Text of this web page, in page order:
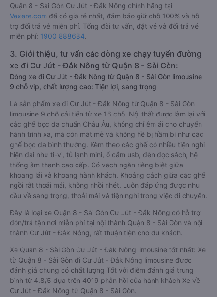
Quận 8 - Sài Gòn Cư Jút - Đắk Nông chính hãng tại
Vexere.com để có giá rẻ nhất, đảm bảo giữ chỗ 100% và hỗ
trợ đổi trả vé miễn phí. Tổng đài tư vấn, đặt vé và đổi trả vé
miễn phí: 1900 888684.
3. Giới thiệu, tư vấn các dòng xe chạy tuyến đường
xe đi Cư Jút - Đắk Nông từ Quận 8 - Sài Gòn:
Dòng xe đi Cư Jút - Đắk Nông từ Quận 8 - Sài Gòn limousine
9 chỗ vip, chất lượng cao: Tiện lợi, sang trọng
Là sản phẩm xe đi Cư Jút - Đắk Nông từ Quận 8 - Sài Gòn
limousine 9 chỗ cải tiến từ xe 16 chỗ. Nội thất được làm lại với
các ghế bọc da chuẩn Châu Âu, không chỉ êm ái cho chuyến
hành trình xa, mà còn mát mẻ và không hề bị hầm bí như các
ghế bọc da bình thường. Kèm theo các ghế có nhiều tiện nghi
hiện đại như ti-vi, tủ lạnh mini, ổ cắm usb, đèn đọc sách, hệ
thống âm thanh cao cấp. Có vách ngăn riêng biệt giữa
khoang lái và khoang hành khách. Khoảng cách giữa các ghế
ngồi rất thoải mái, không nhồi nhét. Luôn đáp ứng được nhu
cầu về sang trọng, thoải mái và tiện nghi trong việc di chuyển.
Đây là loại xe Quận 8 - Sài Gòn Cư Jút - Đắk Nông có hỗ trợ
đón/trả tận nơi miễn phí tại nội thành Quận 8 - Sài Gòn và nội
thành Cư Jút - Đắk Nông, rất thuận tiện cho du khách.
Xe Quận 8 - Sài Gòn Cư Jút - Đắk Nông limousine tốt nhất: Xe
từ Quận 8 - Sài Gòn đi Cư Jút - Đắk Nông limousine được
đánh giá chung có chất lượng Tốt với điểm đánh giá trung
bình từ 4.8/5 dựa trên 4019 phản hồi của hành khách Xe về
Cư Jút - Đắk Nông từ Quận 8 - Sài Gòn.